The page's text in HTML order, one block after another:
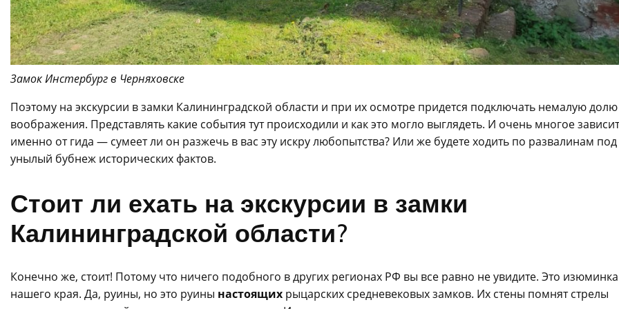
Замок Инстербург в Черняховске
Поэтому на экскурсии в замки Калининградской области и при их осмотре придется подключать немалую долю
воображения. Представлять какие события тут происходили и как это могло выглядеть. И очень многое зависит
именно от гида — сумеет ли он разжечь в вас эту искру любопытства? Или же будете ходить по развалинам под
унылый бубнеж исторических фактов.
Стоит ли ехать на экскурсии в замки
Калининградской области?
Конечно же, стоит! Потому что ничего подобного в других регионах РФ вы все равно не увидите. Это изюминка
нашего края. Да, руины, но это руины настоящих рыцарских средневековых замков. Их стены помнят стрелы